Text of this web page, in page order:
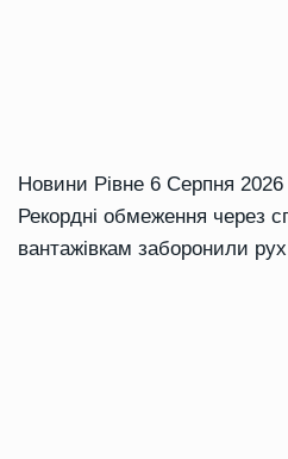
Новини Рівне 6 Серпня 2026
Рекордні обмеження через
вантажівкам заборонили